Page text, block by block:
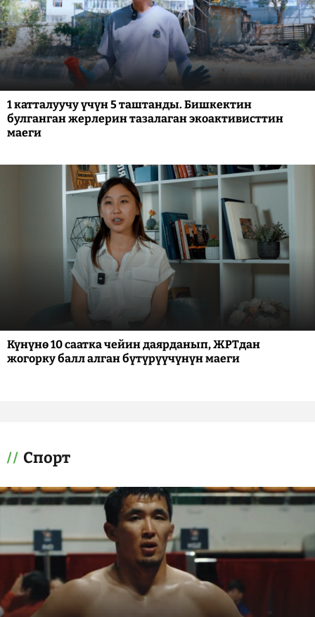
1 катталуучу үчүн 5 таштанды. Бишкектин
булганган жерлерин тазалаган экоактивисттин
маеги
Күнүнө 10 саатка чейин даярданып, ЖРТдан
жогорку балл алган бүтүрүүчүнүн маеги
Спорт